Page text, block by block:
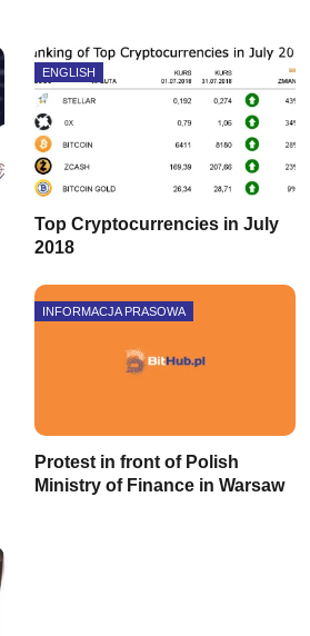
ENGLISH
Top Cryptocurrencies in July
2018
INFORMACJA PRASOWA
Protest in front of Polish
Ministry of Finance in Warsaw